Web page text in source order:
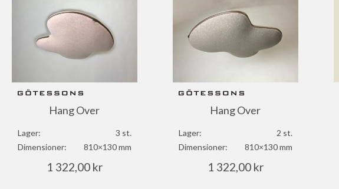
Hang Over
Lager:
3 st.
Dimensioner:
810×130 mm
1 322,00 kr
Hang Over
Lager:
2 st.
Dimensioner:
810×130 mm
1 322,00 kr